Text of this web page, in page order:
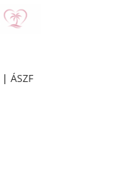
|ÁSZF